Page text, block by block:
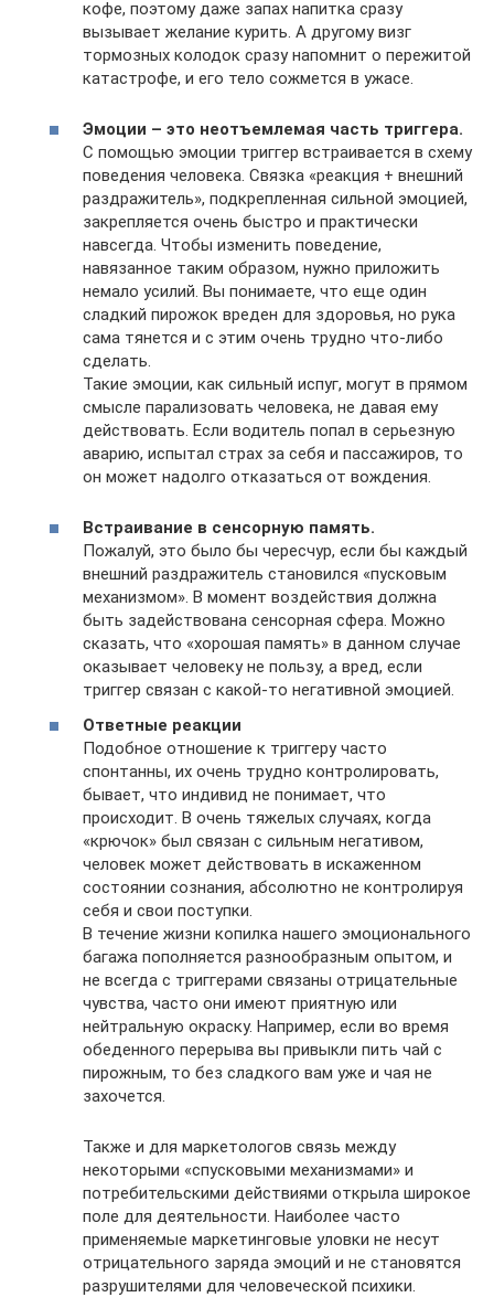
кофе, поэтому даже запах напитка сразу
вызывает желание курить. А другому визг
тормозных колодок сразу напомнит о пережитой
катастрофе, и его тело сожмется в ужасе.
Эмоции – это неотъемлемая часть триггера.
С помощью эмоции триггер встраивается в схему
поведения человека. Связка «реакция + внешний
раздражитель», подкрепленная сильной эмоцией,
закрепляется очень быстро и практически
навсегда. Чтобы изменить поведение,
навязанное таким образом, нужно приложить
немало усилий. Вы понимаете, что еще один
сладкий пирожок вреден для здоровья, но рука
сама тянется и с этим очень трудно что-либо
сделать.
Такие эмоции, как сильный испуг, могут в прямом
смысле парализовать человека, не давая ему
действовать. Если водитель попал в серьезную
аварию, испытал страх за себя и пассажиров, то
он может надолго отказаться от вождения.
Встраивание в сенсорную память.
Пожалуй, это было бы чересчур, если бы каждый
внешний раздражитель становился «пусковым
механизмом». В момент воздействия должна
быть задействована сенсорная сфера. Можно
сказать, что «хорошая память» в данном случае
оказывает человеку не пользу, а вред, если
триггер связан с какой-то негативной эмоцией.
Ответные реакции
Подобное отношение к триггеру часто
спонтанны, их очень трудно контролировать,
бывает, что индивид не понимает, что
происходит. В очень тяжелых случаях, когда
«крючок» был связан с сильным негативом,
человек может действовать в искаженном
состоянии сознания, абсолютно не контролируя
себя и свои поступки.
В течение жизни копилка нашего эмоционального
багажа пополняется разнообразным опытом, и
не всегда с триггерами связаны отрицательные
чувства, часто они имеют приятную или
нейтральную окраску. Например, если во время
обеденного перерыва вы привыкли пить чай с
пирожным, то без сладкого вам уже и чая не
захочется.
Также и для маркетологов связь между
некоторыми «спусковыми механизмами» и
потребительскими действиями открыла широкое
поле для деятельности. Наиболее часто
применяемые маркетинговые уловки не несут
отрицательного заряда эмоций и не становятся
разрушителями для человеческой психики.